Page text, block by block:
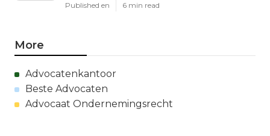
Published en 6 min read
More
Advocatenkantoor
Beste Advocaten
Advocaat Ondernemingsrecht